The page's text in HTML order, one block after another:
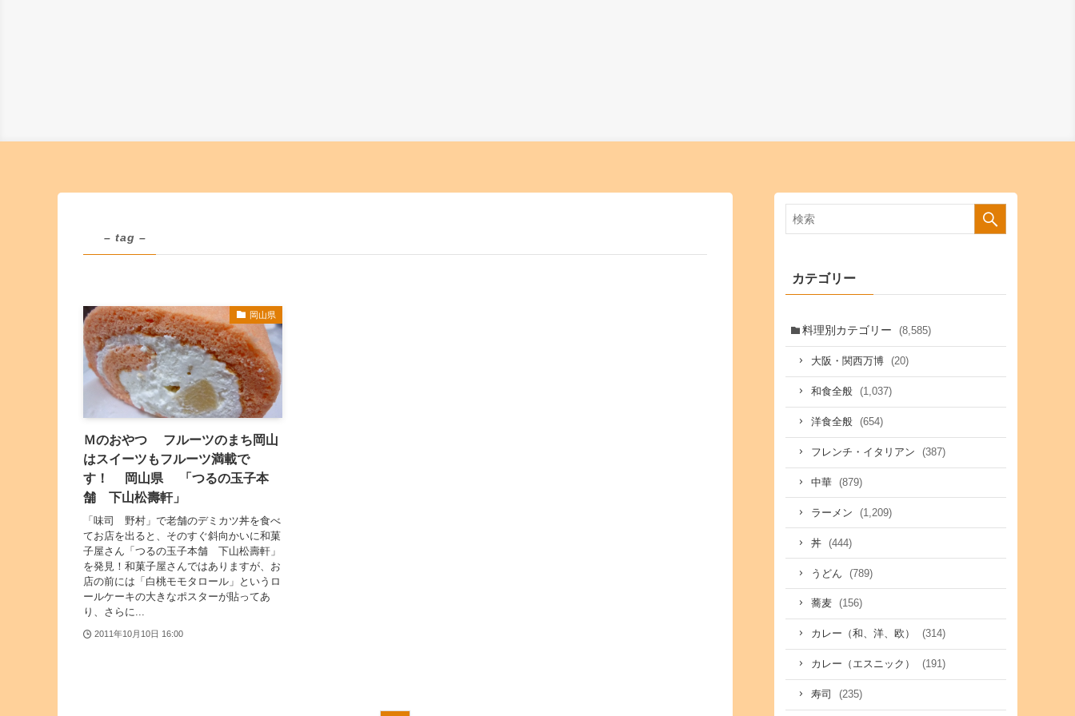
– tag –
岡山県
Ｍのおやつ フルーツのまち岡山
はスイーツもフルーツ満載で
す！ 岡山県 「つるの玉子本
舗 下山松壽軒」
「味司 野村」で老舗のデミカツ丼を食べ
てお店を出ると、そのすぐ斜向かいに和菓
子屋さん「つるの玉子本舗 下山松壽軒」
を発見！和菓子屋さんではありますが、お
店の前には「白桃モモタロール」というロ
ールケーキの大きなポスターが貼ってあ
り、さらに...
2011年10月10日 16:00
カテゴリー
料理別カテゴリー (8,585)
大阪・関西万博 (20)
和食全般 (1,037)
洋食全般 (654)
フレンチ・イタリアン (387)
中華 (879)
ラーメン (1,209)
丼 (444)
うどん (789)
蕎麦 (156)
カレー（和、洋、欧） (314)
カレー（エスニック） (191)
寿司 (235)